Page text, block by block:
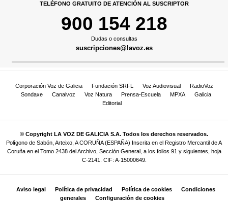
TELÉFONO GRATUITO DE ATENCIÓN AL SUSCRIPTOR
900 154 218
Dudas o consultas
suscripciones@lavoz.es
Corporación Voz de Galicia Fundación SRFL Voz Audiovisual
RadioVoz
Sondaxe
Canalvoz Voz Natura Prensa-Escuela MPXA
Galicia
Editorial
© Copyright LA VOZ DE GALICIA S.A. Todos los derechos reservados.
Polígono de Sabón, Arteixo, A CORUÑA (ESPAÑA) Inscrita en el Registro Mercantil de A
Coruña en el Tomo 2438 del Archivo, Sección General, a los folios 91 y siguientes, hoja
C-2141. CIF: A-15000649.
Aviso legal Política de privacidad Política de cookies
Condiciones
generales
Configuración de cookies